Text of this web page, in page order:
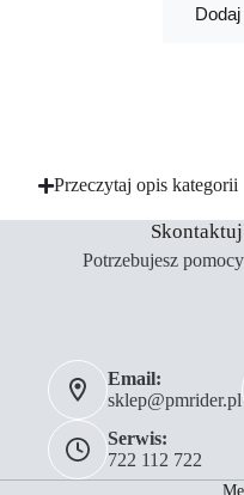
Przeczytaj opis kategorii
Potrzebujesz
Email:
sklep@pmrider.pl
Serwis:
722 112 722